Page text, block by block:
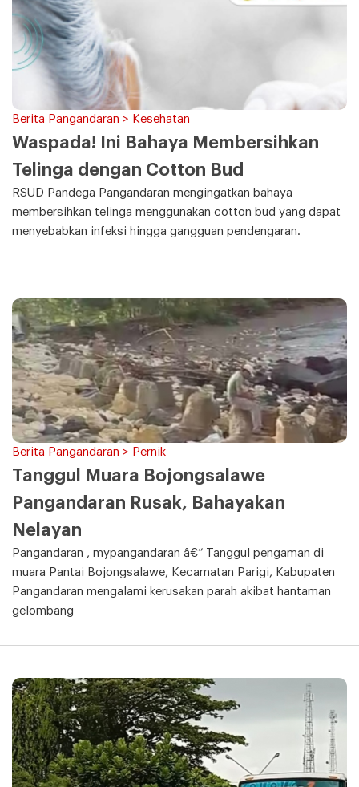
Berita Pangandaran > Kesehatan
Waspada! Ini Bahaya Membersihkan
Telinga dengan Cotton Bud
RSUD Pandega Pangandaran mengingatkan bahaya
membersihkan telinga menggunakan cotton bud yang dapat
menyebabkan infeksi hingga gangguan pendengaran.
Berita Pangandaran > Pernik
Tanggul Muara Bojongsalawe
Pangandaran Rusak, Bahayakan
Nelayan
Pangandaran , mypangandaran â€“ Tanggul pengaman di
muara Pantai Bojongsalawe, Kecamatan Parigi, Kabupaten
Pangandaran mengalami kerusakan parah akibat hantaman
gelombang